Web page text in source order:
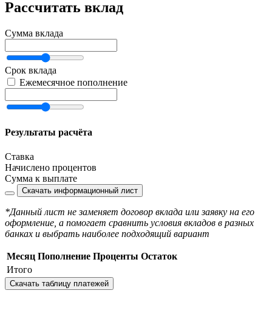
Рассчитать вклад
Сумма вклада
Срок вклада
Ежемесячное пополнение
Результаты расчёта
Ставка
Начислено процентов
Сумма к выплате
Скачать информационный лист
*Данный лист не заменяет договор вклада или заявку на его
оформление, а помогает сравнить условия вкладов в разных
банках и выбрать наиболее подходящий вариант
Месяц Пополнение Проценты Остаток
Итого
Скачать таблицу платежей